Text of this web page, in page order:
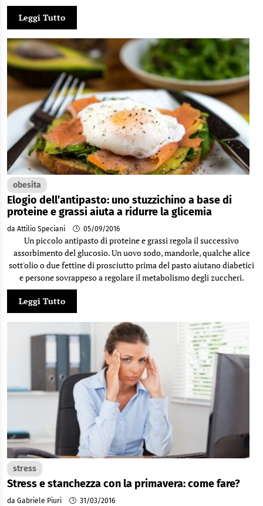
Leggi Tutto
obesita
Elogio dell’antipasto: uno stuzzichino a base di
proteine e grassi aiuta a ridurre la glicemia
da Attilio Speciani 05/09/2016
Un piccolo antipasto di proteine e grassi regola il successivo
assorbimento del glucosio. Un uovo sodo, mandorle, qualche alice
sott'olio o due fettine di prosciutto prima del pasto aiutano diabetici
e persone sovrappeso a regolare il metabolismo degli zuccheri.
Leggi Tutto
stress
Stress e stanchezza con la primavera: come fare?
da Gabriele Piuri 31/03/2016